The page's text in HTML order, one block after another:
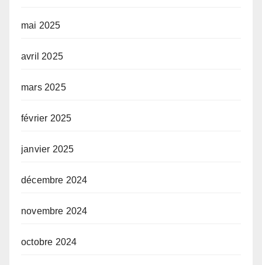
mai 2025
avril 2025
mars 2025
février 2025
janvier 2025
décembre 2024
novembre 2024
octobre 2024